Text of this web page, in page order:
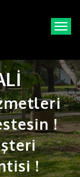
T
g
l
e
n
a
v
i
g
a
t
!
!